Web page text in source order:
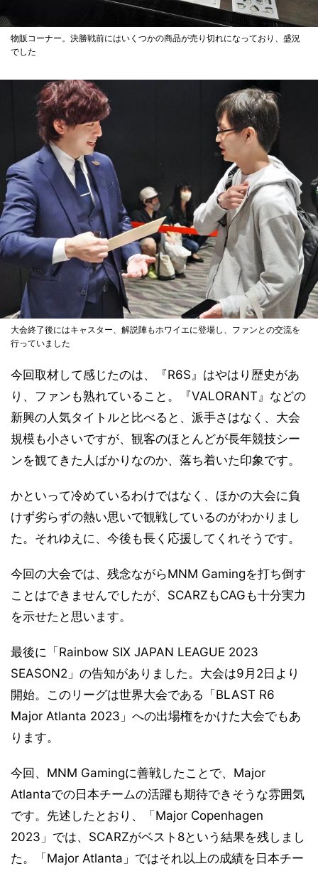
物販コーナー。決勝戦前にはいくつかの商品が売り切れになっており、盛況
でした
大会終了後にはキャスター、解説陣もホワイエに登場し、ファンとの交流を
行っていました
今回取材して感じたのは、『R6S』はやはり歴史があ
り、ファンも熟れていること。『VALORANT』などの
新興の人気タイトルと比べると、派手さはなく、大会
規模も小さいですが、観客のほとんどが長年競技シー
ンを観てきた人ばかりなのか、落ち着いた印象です。
かといって冷めているわけではなく、ほかの大会に負
けず劣らずの熱い思いで観戦しているのがわかりまし
た。それゆえに、今後も長く応援してくれそうです。
今回の大会では、残念ながらMNM Gamingを打ち倒す
ことはできませんでしたが、SCARZもCAGも十分実力
を示せたと思います。
最後に「Rainbow SIX JAPAN LEAGUE 2023
SEASON2」の告知がありました。大会は9月2日より
開始。このリーグは世界大会である「BLAST R6
Major Atlanta 2023」への出場権をかけた大会でもあ
ります。
今回、MNM Gamingに善戦したことで、Major
Atlantaでの日本チームの活躍も期待できそうな雰囲気
です。先述したとおり、「Major Copenhagen
2023」では、SCARZがベスト8という結果を残しまし
た。「Major Atlanta」ではそれ以上の成績を日本チー